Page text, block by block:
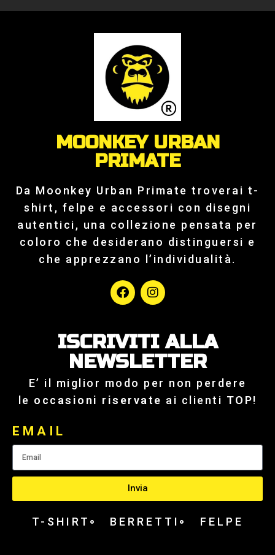
MOONKEY URBAN
PRIMATE
Da Moonkey Urban Primate troverai t-
shirt, felpe e accessori con disegni
autentici, una collezione pensata per
coloro che desiderano distinguersi e
che apprezzano l’individualità.
ISCRIVITI ALLA
NEWSLETTER
E’ il miglior modo per non perdere
le occasioni riservate ai clienti TOP!
EMAIL
Invia
T-SHIRT BERRETTI FELPE